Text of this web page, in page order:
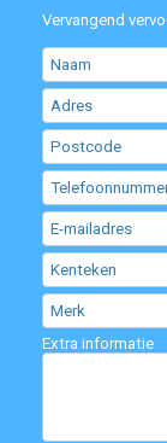
Vervangend
Extra informatie